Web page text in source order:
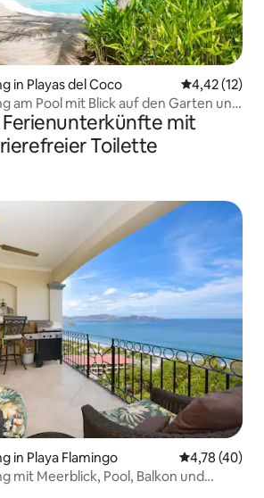
in Playas del Coco
4,42 (12)
am Pool mit Blick auf den Garten und
mit
Toilette
in Playa Flamingo
4,78 (40)
mit Meerblick, Pool, Balkon und